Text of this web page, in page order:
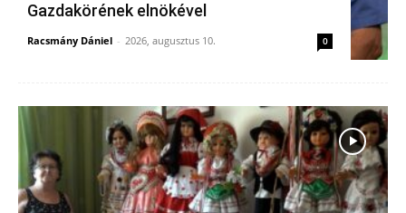
Gazdakörének elnökével
Racsmány Dániel - 2026, augusztus 10. 0